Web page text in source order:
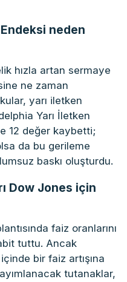
neden
hızla artan sermaye
ne zaman
yarı iletken
Yarı İletken
12 değer kaybetti;
da bu gerileme
baskı oluşturdu.
Dow Jones için
faiz oranlarını
tuttu. Ancak
bir faiz artışına
tutanaklar,